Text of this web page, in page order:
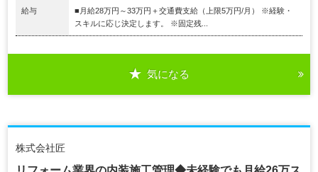
給与
■月給28万円～33万円＋交通費支給（上限5万円/月） ※経験・
スキルに応じ決定します。 ※固定残...
気になる
株式会社匠